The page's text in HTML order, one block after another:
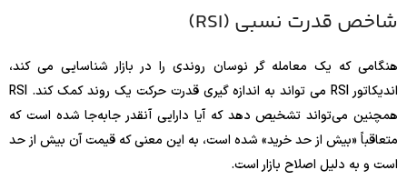
شاخص قدرت نسبی (RSI)
هنگامی که یک معامله گر نوسان روندی را در بازار شناسایی می کند،
اندیکاتور RSI می تواند به اندازه گیری قدرت حرکت یک روند کمک کند. RSI
همچنین می‌تواند تشخیص دهد که آیا دارایی آنقدر جابه‌جا شده است که
متعاقباً «بیش از حد خرید» شده است، به این معنی که قیمت آن بیش از حد
است و به دلیل اصلاح بازار است.